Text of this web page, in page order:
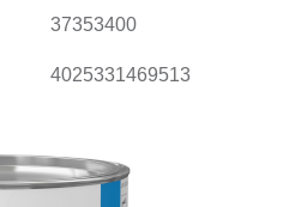
37353400
4025331469513